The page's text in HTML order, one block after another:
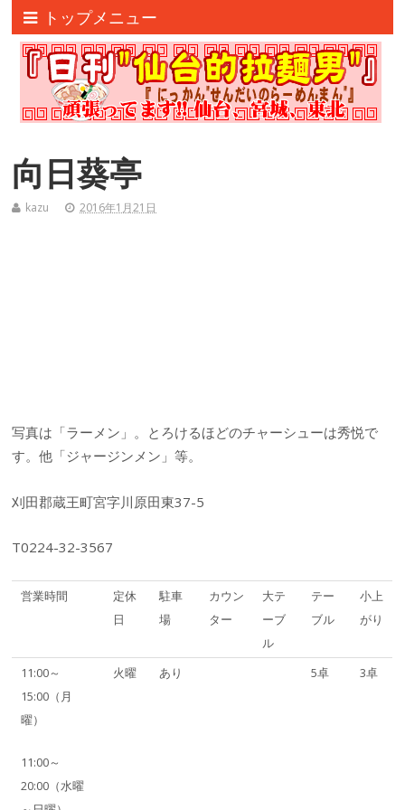
トップメニュー
向日葵亭
kazu 2016年1月21日
写真は「ラーメン」。とろけるほどのチャーシューは秀悦で
す。他「ジャージンメン」等。
刈田郡蔵王町宮字川原田東37-5
T0224-32-3567
営業時間
定休
日
駐車
場
カウン
ター
大テ
ーブ
ル
テー
ブル
小上
がり
11:00～
15:00（月
曜）
11:00～
20:00（水曜
火曜 あり 5卓 3卓